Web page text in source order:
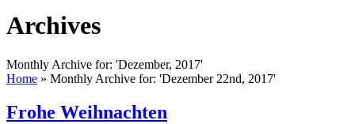
Archives
Monthly Archive for: 'Dezember, 2017'
Home » Monthly Archive for: 'Dezember 22nd, 2017'
Frohe Weihnachten